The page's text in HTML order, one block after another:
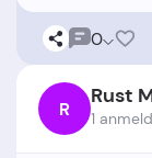
0
R Rust
1